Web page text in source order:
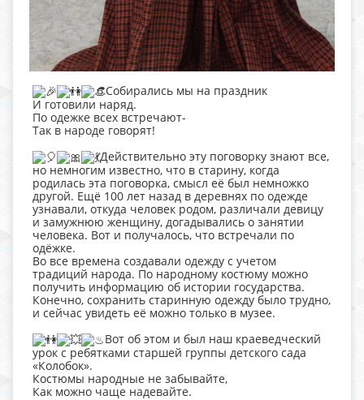
Собирались мы на праздник
И готовили наряд.
По одежке всех встречают-
Так в народе говорят!
Действительно эту поговорку знают все,
но немногим известно, что в старину, когда
родилась эта поговорка, смысл её был немножко
другой. Ещё 100 лет назад в деревнях по одежде
узнавали, откуда человек родом, различали девицу
и замужнюю женщину, догадывались о занятии
человека. Вот и получалось, что встречали по
одёжке.
Во все времена создавали одежду с учетом
традиций народа. По народному костюму можно
получить информацию об истории государства.
Конечно, сохранить старинную одежду было трудно,
и сейчас увидеть её можно только в музее.
Вот об этом и был наш краеведческий
урок с ребятками старшей группы детского сада
«Колобок».
Костюмы народные не забывайте,
Как можно чаще надевайте.